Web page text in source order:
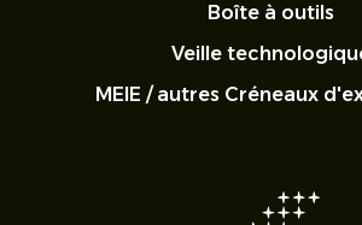
Boîte à outils
Veille
MEIE / autres Créneaux